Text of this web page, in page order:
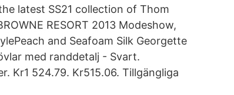
latest SS21 collection of Thom
RESORT 2013 Modeshow,
and Seafoam Silk Georgette
med randdetalj - Svart.
Kr1 524.79. Kr515.06. Tillgängliga